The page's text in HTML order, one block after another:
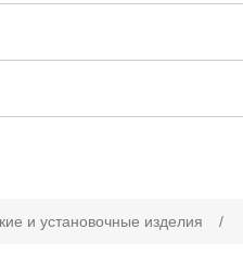
и установочные изделия /